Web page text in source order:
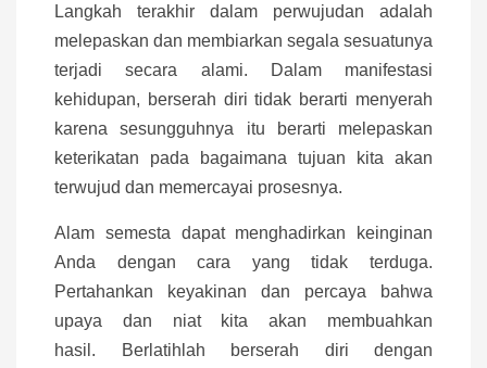
Langkah terakhir dalam perwujudan adalah
melepaskan dan membiarkan segala sesuatunya
terjadi secara alami. Dalam manifestasi
kehidupan, berserah diri tidak berarti menyerah
karena sesungguhnya itu berarti melepaskan
keterikatan pada bagaimana tujuan kita akan
terwujud dan memercayai prosesnya.
Alam semesta dapat menghadirkan keinginan
Anda dengan cara yang tidak terduga.
Pertahankan keyakinan dan percaya bahwa
upaya dan niat kita akan membuahkan
hasil. Berlatihlah berserah diri dengan